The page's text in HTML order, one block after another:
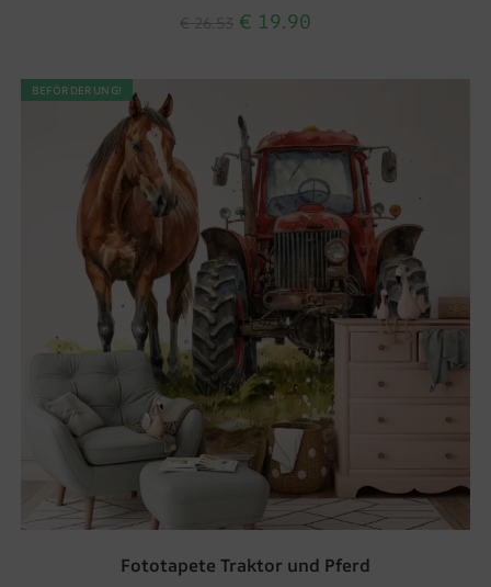
€ 19.90
BEFÖRDERUNG!
Fototapete Traktor und Pferd